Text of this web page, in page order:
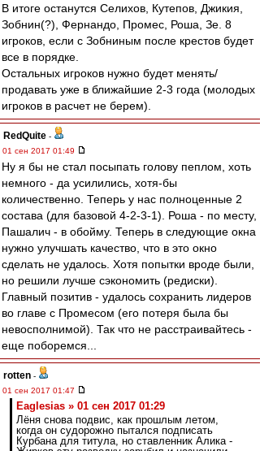
В итоге останутся Селихов, Кутепов, Джикия,
Зобнин(?), Фернандо, Промес, Роша, Зе. 8
игроков, если с Зобниным после крестов будет
все в порядке.
Остальных игроков нужно будет менять/
продавать уже в ближайшие 2-3 года (молодых
игроков в расчет не берем).
RedQuite -
01 сен 2017 01:49
Ну я бы не стал посыпать голову пеплом, хоть
немного - да усилились, хотя-бы
количественно. Теперь у нас полноценные 2
состава (для базовой 4-2-3-1). Роша - по месту,
Пашалич - в обойму. Теперь в следующие окна
нужно улучшать качество, что в это окно
сделать не удалось. Хотя попытки вроде были,
но решили лучше сэкономить (редиски).
Главный позитив - удалось сохранить лидеров
во главе с Промесом (его потеря была бы
невосполнимой). Так что не расстраивайтесь -
еще поборемся...
rotten -
01 сен 2017 01:47
Eaglesias » 01 сен 2017 01:29
Лёня снова подвис, как прошлым летом,
когда он судорожно пытался подписать
Курбана для титула, но ставленник Алика -